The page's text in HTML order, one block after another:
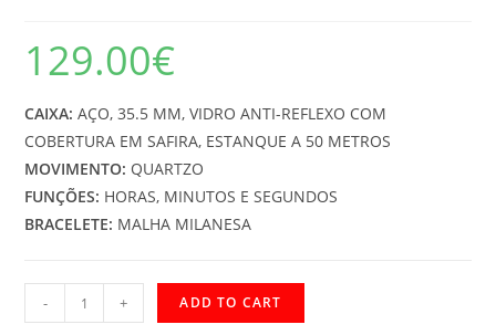
129.00€
CAIXA: AÇO, 35.5 MM, VIDRO ANTI-REFLEXO COM
COBERTURA EM SAFIRA, ESTANQUE A 50 METROS
MOVIMENTO: QUARTZO
FUNÇÕES: HORAS, MINUTOS E SEGUNDOS
BRACELETE: MALHA MILANESA
MAJESTIC
LEDGE
- + ADD TO CART